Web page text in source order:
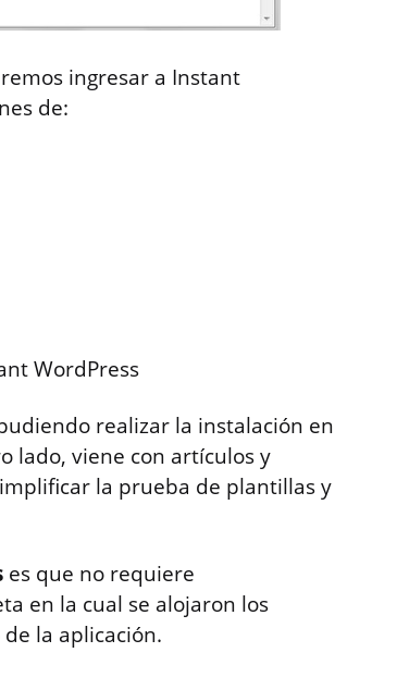
ingresar a Instant
de:
WordPress
realizar la instalación en
lado, viene con artículos y
la prueba de plantillas y
es que no requiere
en la cual se alojaron los
la aplicación.